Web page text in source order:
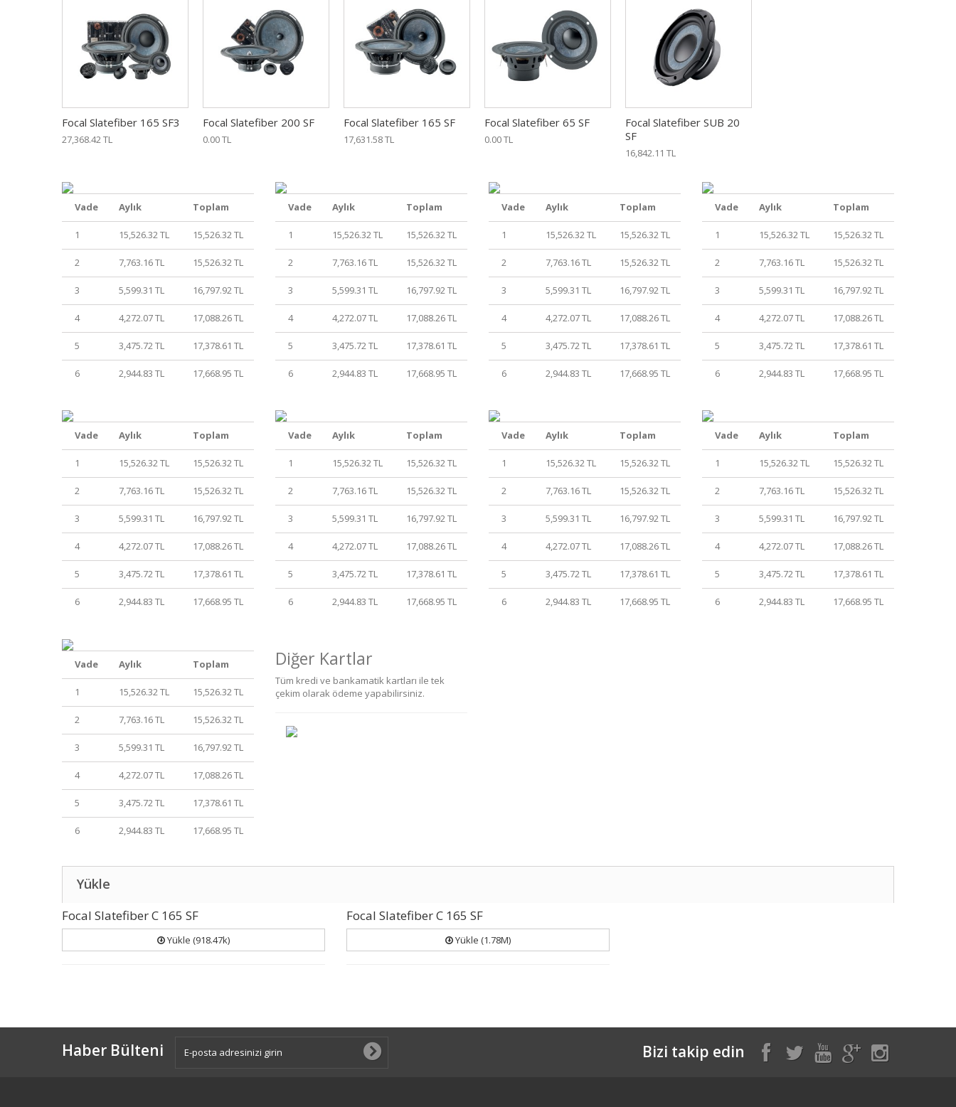
Focal Slatefiber 165 SF3
27,368.42 TL
Focal Slatefiber 200 SF
0.00 TL
Focal Slatefiber 165 SF
17,631.58 TL
Focal Slatefiber 65 SF
0.00 TL
Focal Slatefiber SUB 20
SF
16,842.11 TL
Vade Aylık Toplam
1 15,526.32 TL 15,526.32 TL
2 7,763.16 TL 15,526.32 TL
3 5,599.31 TL 16,797.92 TL
4 4,272.07 TL 17,088.26 TL
5 3,475.72 TL 17,378.61 TL
6 2,944.83 TL 17,668.95 TL
Vade Aylık Toplam
1 15,526.32 TL 15,526.32 TL
2 7,763.16 TL 15,526.32 TL
3 5,599.31 TL 16,797.92 TL
4 4,272.07 TL 17,088.26 TL
5 3,475.72 TL 17,378.61 TL
6 2,944.83 TL 17,668.95 TL
Vade Aylık Toplam
1 15,526.32 TL 15,526.32 TL
2 7,763.16 TL 15,526.32 TL
3 5,599.31 TL 16,797.92 TL
4 4,272.07 TL 17,088.26 TL
5 3,475.72 TL 17,378.61 TL
6 2,944.83 TL 17,668.95 TL
Vade Aylık Toplam
1 15,526.32 TL 15,526.32 TL
2 7,763.16 TL 15,526.32 TL
3 5,599.31 TL 16,797.92 TL
4 4,272.07 TL 17,088.26 TL
5 3,475.72 TL 17,378.61 TL
6 2,944.83 TL 17,668.95 TL
Vade Aylık Toplam
1 15,526.32 TL 15,526.32 TL
2 7,763.16 TL 15,526.32 TL
3 5,599.31 TL 16,797.92 TL
4 4,272.07 TL 17,088.26 TL
5 3,475.72 TL 17,378.61 TL
6 2,944.83 TL 17,668.95 TL
Vade Aylık Toplam
1 15,526.32 TL 15,526.32 TL
2 7,763.16 TL 15,526.32 TL
3 5,599.31 TL 16,797.92 TL
4 4,272.07 TL 17,088.26 TL
5 3,475.72 TL 17,378.61 TL
6 2,944.83 TL 17,668.95 TL
Vade Aylık Toplam
1 15,526.32 TL 15,526.32 TL
2 7,763.16 TL 15,526.32 TL
3 5,599.31 TL 16,797.92 TL
4 4,272.07 TL 17,088.26 TL
5 3,475.72 TL 17,378.61 TL
6 2,944.83 TL 17,668.95 TL
Vade Aylık Toplam
1 15,526.32 TL 15,526.32 TL
2 7,763.16 TL 15,526.32 TL
3 5,599.31 TL 16,797.92 TL
4 4,272.07 TL 17,088.26 TL
5 3,475.72 TL 17,378.61 TL
6 2,944.83 TL 17,668.95 TL
Vade Aylık Toplam
1 15,526.32 TL 15,526.32 TL
2 7,763.16 TL 15,526.32 TL
3 5,599.31 TL 16,797.92 TL
4 4,272.07 TL 17,088.26 TL
5 3,475.72 TL 17,378.61 TL
6 2,944.83 TL 17,668.95 TL
Diğer Kartlar
Tüm kredi ve bankamatik kartları ile tek
çekim olarak ödeme yapabilirsiniz.
Yükle
Focal Slatefiber C 165 SF
Yükle (918.47k)
Focal Slatefiber C 165 SF
Yükle (1.78M)
Haber Bülteni Bizi takip edin